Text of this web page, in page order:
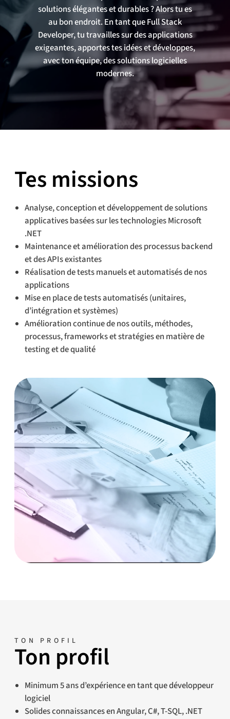
solutions élégantes et durables ? Alors tu es
au bon endroit. En tant que Full Stack
Developer, tu travailles sur des applications
exigeantes, apportes tes idées et développes,
avec ton équipe, des solutions logicielles
modernes.
Tes missions
Analyse, conception et développement de solutions
applicatives basées sur les technologies Microsoft
.NET
Maintenance et amélioration des processus backend
et des APIs existantes
Réalisation de tests manuels et automatisés de nos
applications
Mise en place de tests automatisés (unitaires,
d’intégration et systèmes)
Amélioration continue de nos outils, méthodes,
processus, frameworks et stratégies en matière de
testing et de qualité
Ton profil
TON PROFIL
Minimum 5 ans d’expérience en tant que développeur
logiciel
Solides connaissances en Angular, C#, T-SQL, .NET